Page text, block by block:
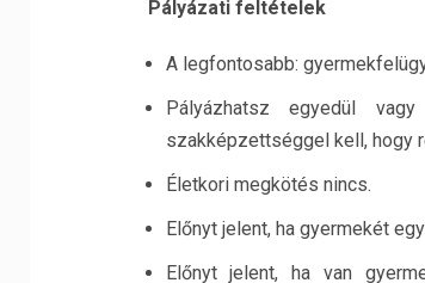
Pályázati feltételek
A legfontosabb:
Pályázhatsz egyedül
szakképzettséggel kell, hogy
Életkori megkötés nincs.
Előnyt jelent, ha gyermekét
Előnyt jelent, ha van